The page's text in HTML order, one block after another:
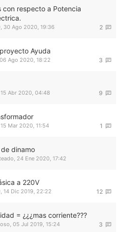
respecto a Potencia
2
, 30 Ago 2020, 19:36
Ayuda
3
06 Ago 2020, 18:22
9
15 Abr 2020, 04:48
1
15 Mar 2020, 11:54
dinamo
, 24 Ene 2020, 17:42
a 220V
12
, 14 Dic 2019, 22:22
= ¿¿¿mas corriente???
3
, 05 Jul 2019, 15:24